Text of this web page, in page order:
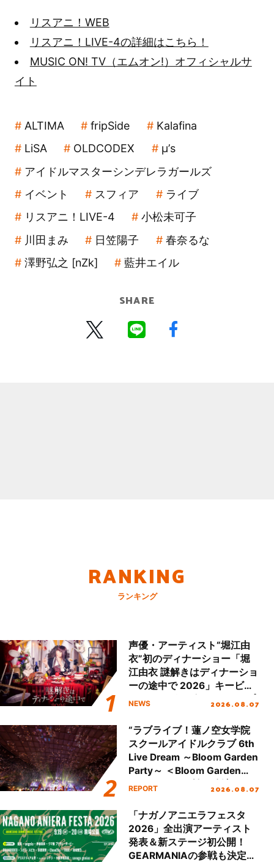
リスアニ！WEB
リスアニ！LIVE-4の詳細はこちら！
MUSIC ON! TV（エムオン!）オフィシャルサ
イト
ALTIMA fripSide
Kalafina
LiSA
OLDCODEX
μ’s
アイドルマスターシンデレラガールズ
イベント
スフィア
ライブ
リスアニ！LIVE-4
小松未可子
川田まみ
日笠陽子
春奈るな
澤野弘之 [nZk]
藍井エイル
SHARE
RANKING
ランキング
声優・アーティスト“堀江由
衣”初のディナーショー「堀
江由衣 謎解きはディナーショ
ーの途中で 2026」キービジ
ュアル＆グッズラインナップ
NEWS 2026.08.07
“ラブライブ！蓮ノ空女学院
スクールアイドルクラブ 6th
Live Dream ～Bloom Garden
Party～ ＜Bloom Garden
Party Stage／埼玉公演＞”
REPORT 2026.08.07
「ナガノアニエラフェスタ
2026」全出演アーティスト
発表＆新ステージ初公開！
GEARMANIAの参戦も決定